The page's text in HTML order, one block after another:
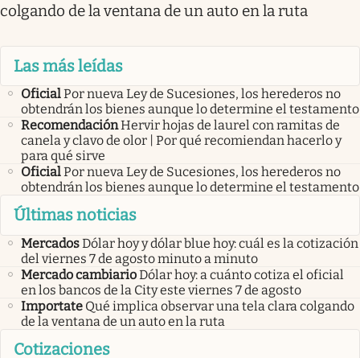
colgando de la ventana de un auto en la ruta
Las más leídas
OficialPor nueva Ley de Sucesiones, los herederos no
obtendrán los bienes aunque lo determine el testamento
RecomendaciónHervir hojas de laurel con ramitas de
canela y clavo de olor | Por qué recomiendan hacerlo y
para qué sirve
OficialPor nueva Ley de Sucesiones, los herederos no
obtendrán los bienes aunque lo determine el testamento
Últimas noticias
MercadosDólar hoy y dólar blue hoy: cuál es la cotización
del viernes 7 de agosto minuto a minuto
Mercado cambiarioDólar hoy: a cuánto cotiza el oficial
en los bancos de la City este viernes 7 de agosto
Importate Qué implica observar una tela clara colgando
de la ventana de un auto en la ruta
Cotizaciones